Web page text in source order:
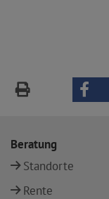
Beratung
Standorte
Rente